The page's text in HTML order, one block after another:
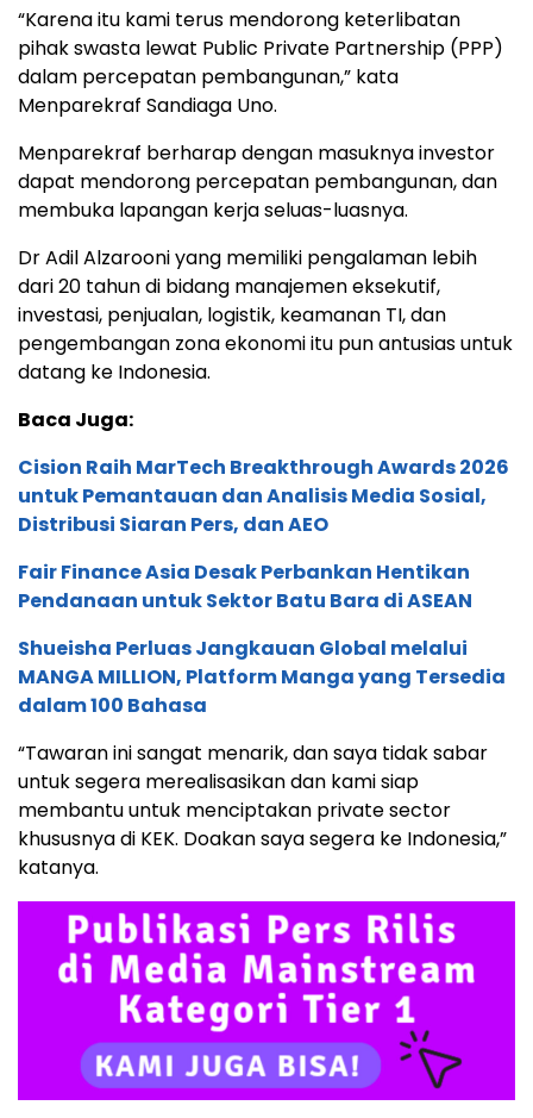
“Karena itu kami terus mendorong keterlibatan
pihak swasta lewat Public Private Partnership (PPP)
dalam percepatan pembangunan,” kata
Menparekraf Sandiaga Uno.
Menparekraf berharap dengan masuknya investor
dapat mendorong percepatan pembangunan, dan
membuka lapangan kerja seluas-luasnya.
Dr Adil Alzarooni yang memiliki pengalaman lebih
dari 20 tahun di bidang manajemen eksekutif,
investasi, penjualan, logistik, keamanan TI, dan
pengembangan zona ekonomi itu pun antusias untuk
datang ke Indonesia.
Baca Juga:
Cision Raih MarTech Breakthrough Awards 2026
untuk Pemantauan dan Analisis Media Sosial,
Distribusi Siaran Pers, dan AEO
Fair Finance Asia Desak Perbankan Hentikan
Pendanaan untuk Sektor Batu Bara di ASEAN
Shueisha Perluas Jangkauan Global melalui
MANGA MILLION, Platform Manga yang Tersedia
dalam 100 Bahasa
“Tawaran ini sangat menarik, dan saya tidak sabar
untuk segera merealisasikan dan kami siap
membantu untuk menciptakan private sector
khususnya di KEK. Doakan saya segera ke Indonesia,”
katanya.